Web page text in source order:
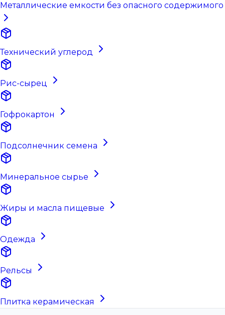
Металлические емкости без опасного содержимого
Технический углерод
Рис-сырец
Гофрокартон
Подсолнечник семена
Минеральное сырье
Жиры и масла пищевые
Одежда
Рельсы
Плитка керамическая